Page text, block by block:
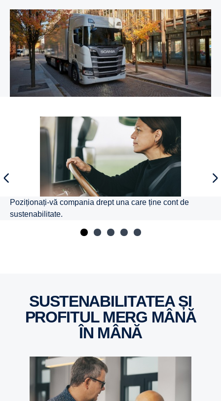
Poziționați-vă compania drept una care ține cont de
sustenabilitate.
SUSTENABILITATEA ȘI
PROFITUL MERG MÂNĂ
ÎN MÂNĂ